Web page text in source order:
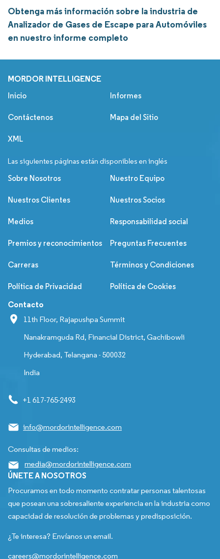
Obtenga más información sobre la industria de
Analizador de Gases de Escape para Automóviles
en nuestro informe completo
MORDOR INTELLIGENCE
Inicio Informes
Contáctenos Mapa del Sitio
XML
Las siguientes páginas están disponibles en inglés
Sobre Nosotros Nuestro Equipo
Nuestros Clientes Nuestros Socios
Medios Responsabilidad social
Premios y reconocimientos Preguntas Frecuentes
Carreras Términos y Condiciones
Política de Privacidad Política de Cookies
Contacto
11th Floor, Rajapushpa Summit
Nanakramguda Rd, Financial District, Gachibowli
Hyderabad, Telangana - 500032
India
+1 617-765-2493
info@mordorintelligence.com
Consultas de medios:
media@mordorintelligence.com
ÚNETE A NOSOTROS
Procuramos en todo momento contratar personas talentosas
que posean una sobresaliente experiencia en la industria como
capacidad de resolución de problemas y predisposición.
¿Te interesa? Envíanos un email.
careers@mordorintelligence.com